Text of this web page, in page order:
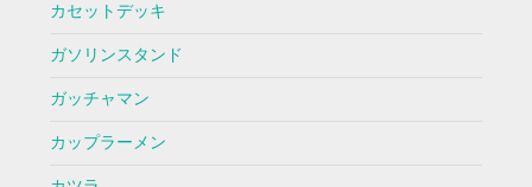
カセットデッキ
ガソリンスタンド
ガッチャマン
カップラーメン